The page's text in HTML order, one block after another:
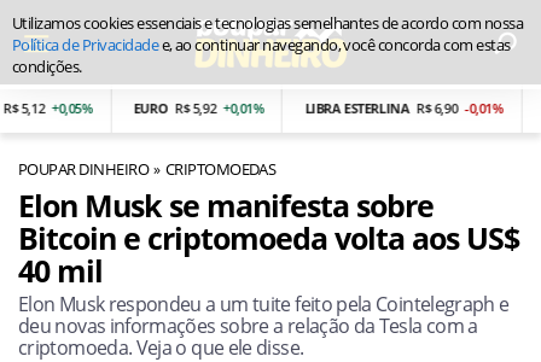
+0,05% EURO R$ 5,92 +0,01% LIBRA ESTERLINA R$ 6,90 -0,01%
POUPAR DINHEIRO CRIPTOMOEDAS
Elon Musk se manifesta sobre
Bitcoin e criptomoeda volta aos US$
40 mil
Elon Musk respondeu a um tuite feito pela Cointelegraph e
deu novas informações sobre a relação da Tesla com a
criptomoeda. Veja o que ele disse.
Utilizamos cookies essenciais e tecnologias semelhantes de acordo com nossa
Política de Privacidadee, ao continuar navegando, você concorda com estas
condições.